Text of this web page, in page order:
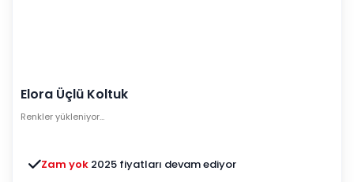
Elora Üçlü Koltuk
Renkler yükleniyor…
Zam yok 2025 fiyatları devam ediyor